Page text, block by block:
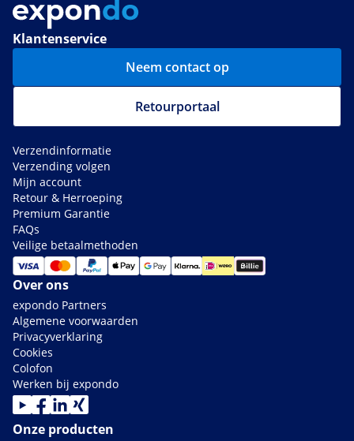
Klantenservice
Neem contact op
Retourportaal
Verzendinformatie
Verzending volgen
Mijn account
Retour & Herroeping
Premium Garantie
FAQs
Veilige betaalmethoden
Over ons
expondo Partners
Algemene voorwaarden
Privacyverklaring
Cookies
Colofon
Werken bij expondo
Onze producten